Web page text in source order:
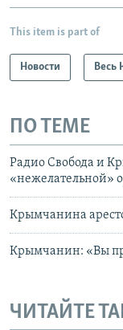
This item is part of
Новости Весь
ПО ТЕМЕ
Радио Свобода и
«нежелательной»
Крымчанина
Крымчанин: «Вы
ЧИТАЙТЕ